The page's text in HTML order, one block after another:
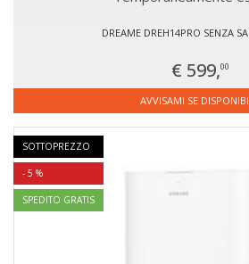
DREAME DREH14PRO SENZA
€ 599,00
AVVISAMI SE
SOTTOPREZZO
- 5 %
SPEDITO GRATIS